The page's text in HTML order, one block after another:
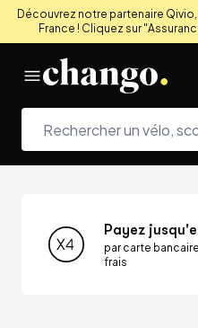
Découvrez notre partenaire
France ! Cliquez sur
Payez
par carte
frais